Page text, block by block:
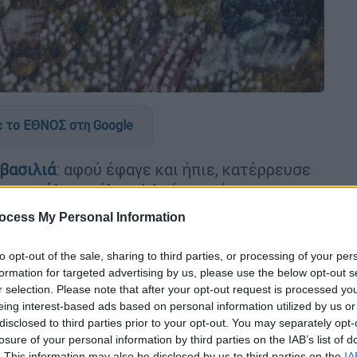
My Personal Information
opt-out of the sale, sharing to third parties, or processing of your
for targeted advertising by us, please use the below opt-out
selection. Please note that after your opt-out request is processed
interest-based ads based on personal information utilized by us
to third parties prior to your opt-out. You may separately
of your personal information by third parties on the IAB’s list of
το ΕΘΝΟΣ στη Google
βασιλιά: αφού έφαγε και ήπιε, κατέρρευσε
πόλο με άλογα! Αγώνας μέχρις
της
Πύρρου από κεραμίδι ή το τέλος του
κατέληξε έπειτα από έναγεύμα με
μονάρχη καταγράφηκε μια μέρασαν